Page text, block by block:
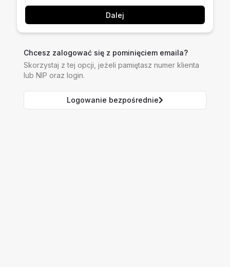
Dalej
Chcesz zalogować się z pominięciem emaila?
Skorzystaj z tej opcji, jeżeli pamiętasz numer klienta
lub NIP oraz login.
Logowanie bezpośrednie